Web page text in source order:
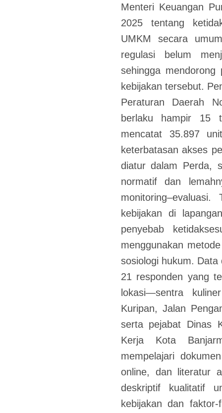
Menteri Keuangan
2025 tentang
UMKM secara
regulasi belum
sehingga mendorong
kebijakan tersebut.
Peraturan Daerah
berlaku hampir 15
mencatat 35.897
keterbatasan akses
diatur dalam Perda,
normatif dan
kebijakan di
penyebab
menggunakan
sosiologi hukum.
21 responden yang
lokasi—sentra
Kuripan, Jalan
serta pejabat Dinas
Kerja Kota
mempelajari
online, dan literatur
deskriptif kualitatif
kebijakan dan